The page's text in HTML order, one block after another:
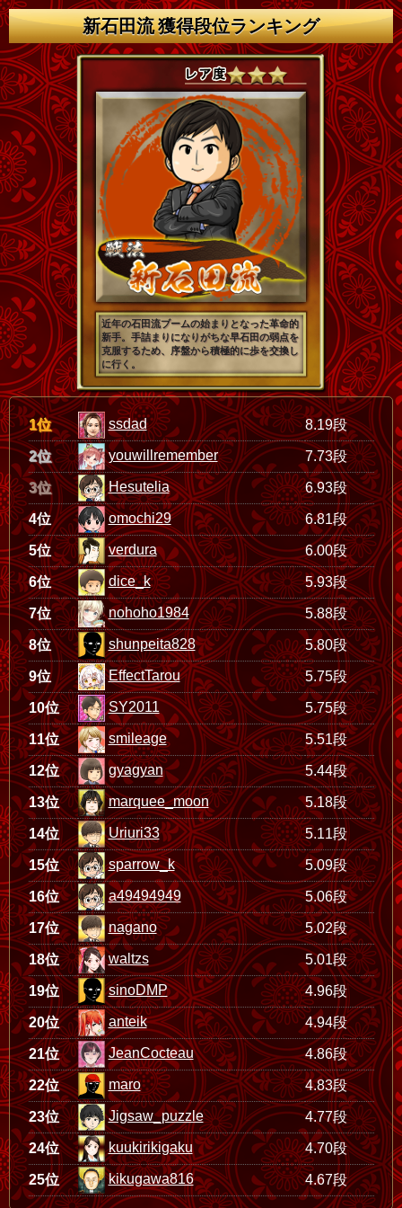
新石田流 獲得段位ランキング
近年の石田流ブームの始まりとなった革命的
新手。手詰まりになりがちな早石田の弱点を
克服するため、序盤から積極的に歩を交換し
に行く。
1位 ssdad 8.19段
2位 youwillremember 7.73段
3位 Hesutelia 6.93段
4位 omochi29 6.81段
5位 verdura 6.00段
6位 dice_k 5.93段
7位 nohoho1984 5.88段
8位 shunpeita828 5.80段
9位 EffectTarou 5.75段
10位 SY2011 5.75段
11位 smileage 5.51段
12位 gyagyan 5.44段
13位 marquee_moon 5.18段
14位 Uriuri33 5.11段
15位 sparrow_k 5.09段
16位 a49494949 5.06段
17位 nagano 5.02段
18位 waltzs 5.01段
19位 sinoDMP 4.96段
20位 anteik 4.94段
21位 JeanCocteau 4.86段
22位 maro 4.83段
23位 Jigsaw_puzzle 4.77段
24位 kuukirikigaku 4.70段
25位 kikugawa816 4.67段